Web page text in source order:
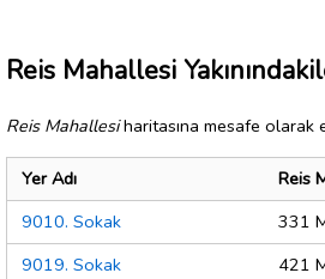
Reis Mahallesi
Reis Mahallesiharitasına mesafe olarak
Yer Adı
Reis
9010. Sokak
331
9019. Sokak
421